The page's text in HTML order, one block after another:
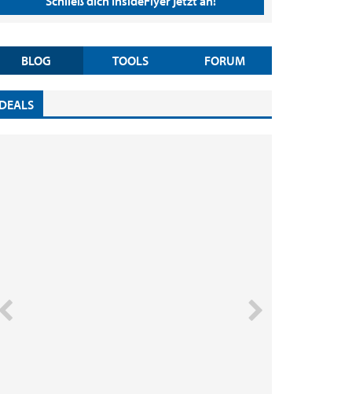
BLOG TOOLS FORUM
DEALS